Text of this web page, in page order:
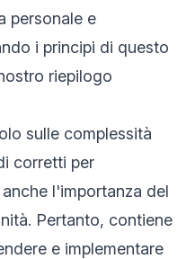
personale e
i principi di questo
riepilogo
sulle complessità
corretti per
l'importanza del
Pertanto, contiene
e implementare